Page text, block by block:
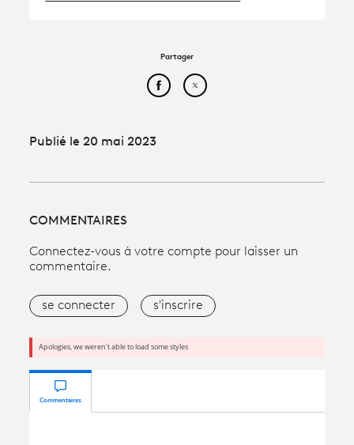
Partager
Partager cet article sur
Partager cet article sur
Publié le 20 mai 2023
COMMENTAIRES
Connectez-vous à votre compte pour laisser un
commentaire.
se connecter s'inscrire